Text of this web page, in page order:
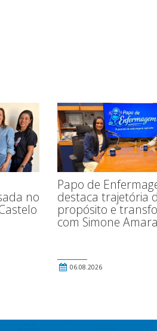
no
Papo de
destaca trajetória
propósito e
com Simone
06.08.2026